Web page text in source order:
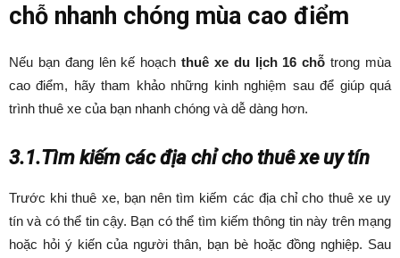
chỗ nhanh chóng mùa cao điểm
Nếu bạn đang lên kế hoạchthuê xe du lịch 16 chỗ trong mùa
cao điểm, hãy tham khảo những kinh nghiệm sau để giúp quá
trình thuê xe của bạn nhanh chóng và dễ dàng hơn.
3.1.Tìm kiếm các địa chỉ cho thuê xe uy tín
Trước khi thuê xe, bạn nên tìm kiếm các địa chỉ cho thuê xe uy
tín và có thể tin cậy. Bạn có thể tìm kiếm thông tin này trên mạng
hoặc hỏi ý kiến của người thân, bạn bè hoặc đồng nghiệp. Sau